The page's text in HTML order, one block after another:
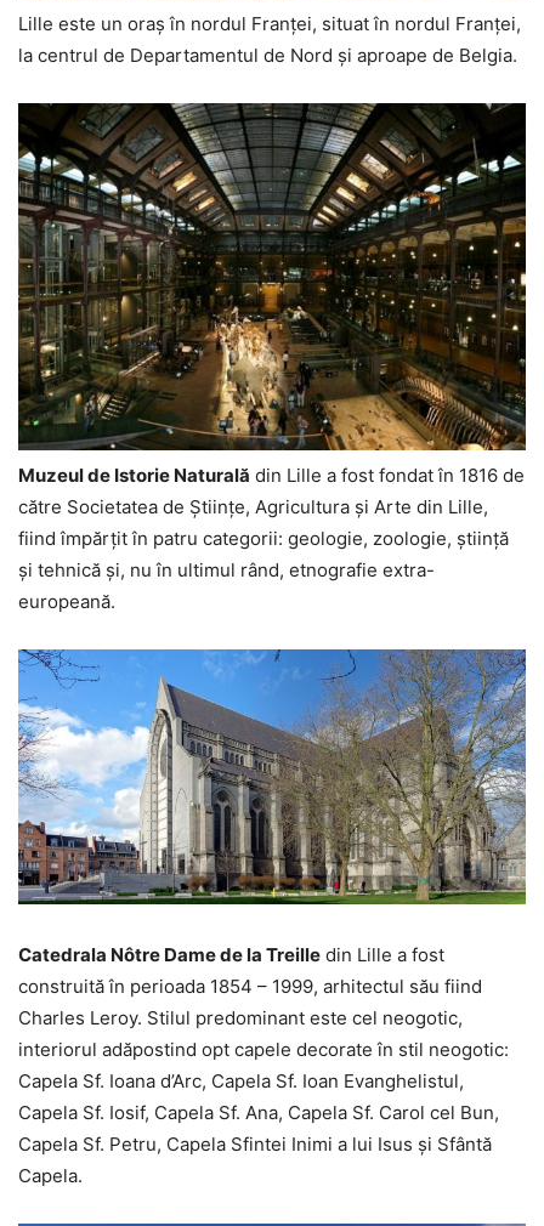
Lille este un oraș în nordul Franței, situat în nordul Franței,
la centrul de Departamentul de Nord și aproape de Belgia.
Muzeul de Istorie Naturală din Lille a fost fondat în 1816 de
către Societatea de Științe, Agricultura și Arte din Lille,
fiind împărțit în patru categorii: geologie, zoologie, știință
și tehnică și, nu în ultimul rând, etnografie extra-
europeană.
Catedrala Nôtre Dame de la Treille din Lille a fost
construită în perioada 1854 – 1999, arhitectul său fiind
Charles Leroy. Stilul predominant este cel neogotic,
interiorul adăpostind opt capele decorate în stil neogotic:
Capela Sf. Ioana d’Arc, Capela Sf. Ioan Evanghelistul,
Capela Sf. Iosif, Capela Sf. Ana, Capela Sf. Carol cel Bun,
Capela Sf. Petru, Capela Sfintei Inimi a lui Isus și Sfântă
Capela.